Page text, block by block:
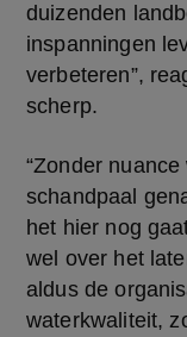
duizenden
inspanningen
verbeteren”,
scherp.
“Zonder
schandpaal
het hier nog
wel over het
aldus de
waterkwaliteit,